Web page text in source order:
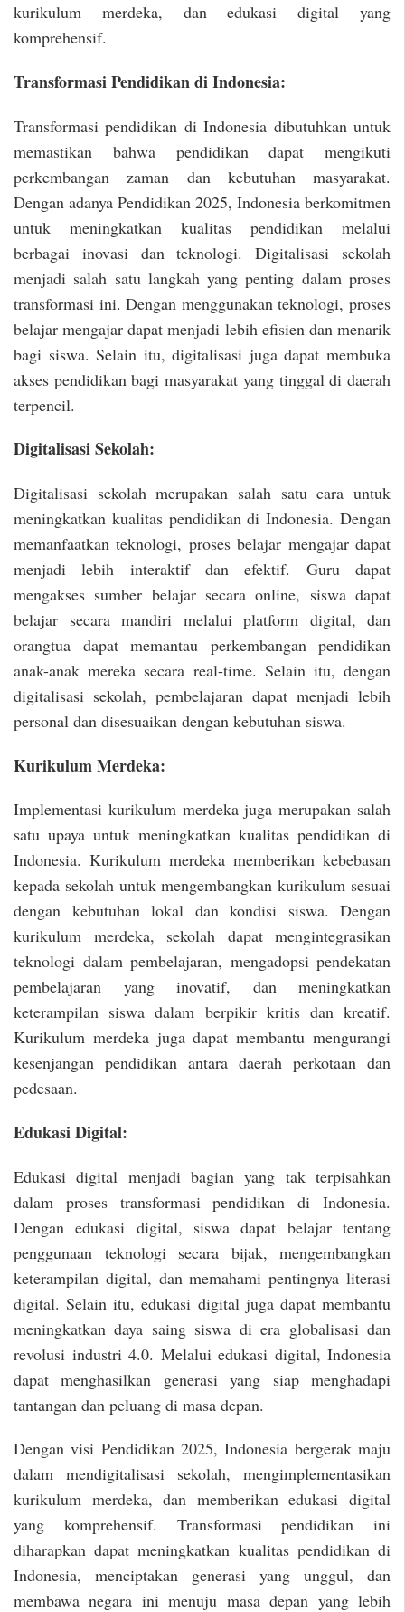
kurikulum merdeka, dan edukasi digital yang
komprehensif.
Transformasi Pendidikan di Indonesia:
Transformasi pendidikan di Indonesia dibutuhkan untuk
memastikan bahwa pendidikan dapat mengikuti
perkembangan zaman dan kebutuhan masyarakat.
Dengan adanya Pendidikan 2025, Indonesia berkomitmen
untuk meningkatkan kualitas pendidikan melalui
berbagai inovasi dan teknologi. Digitalisasi sekolah
menjadi salah satu langkah yang penting dalam proses
transformasi ini. Dengan menggunakan teknologi, proses
belajar mengajar dapat menjadi lebih efisien dan menarik
bagi siswa. Selain itu, digitalisasi juga dapat membuka
akses pendidikan bagi masyarakat yang tinggal di daerah
terpencil.
Digitalisasi Sekolah:
Digitalisasi sekolah merupakan salah satu cara untuk
meningkatkan kualitas pendidikan di Indonesia. Dengan
memanfaatkan teknologi, proses belajar mengajar dapat
menjadi lebih interaktif dan efektif. Guru dapat
mengakses sumber belajar secara online, siswa dapat
belajar secara mandiri melalui platform digital, dan
orangtua dapat memantau perkembangan pendidikan
anak-anak mereka secara real-time. Selain itu, dengan
digitalisasi sekolah, pembelajaran dapat menjadi lebih
personal dan disesuaikan dengan kebutuhan siswa.
Kurikulum Merdeka:
Implementasi kurikulum merdeka juga merupakan salah
satu upaya untuk meningkatkan kualitas pendidikan di
Indonesia. Kurikulum merdeka memberikan kebebasan
kepada sekolah untuk mengembangkan kurikulum sesuai
dengan kebutuhan lokal dan kondisi siswa. Dengan
kurikulum merdeka, sekolah dapat mengintegrasikan
teknologi dalam pembelajaran, mengadopsi pendekatan
pembelajaran yang inovatif, dan meningkatkan
keterampilan siswa dalam berpikir kritis dan kreatif.
Kurikulum merdeka juga dapat membantu mengurangi
kesenjangan pendidikan antara daerah perkotaan dan
pedesaan.
Edukasi Digital:
Edukasi digital menjadi bagian yang tak terpisahkan
dalam proses transformasi pendidikan di Indonesia.
Dengan edukasi digital, siswa dapat belajar tentang
penggunaan teknologi secara bijak, mengembangkan
keterampilan digital, dan memahami pentingnya literasi
digital. Selain itu, edukasi digital juga dapat membantu
meningkatkan daya saing siswa di era globalisasi dan
revolusi industri 4.0. Melalui edukasi digital, Indonesia
dapat menghasilkan generasi yang siap menghadapi
tantangan dan peluang di masa depan.
Dengan visi Pendidikan 2025, Indonesia bergerak maju
dalam mendigitalisasi sekolah, mengimplementasikan
kurikulum merdeka, dan memberikan edukasi digital
yang komprehensif. Transformasi pendidikan ini
diharapkan dapat meningkatkan kualitas pendidikan di
Indonesia, menciptakan generasi yang unggul, dan
membawa negara ini menuju masa depan yang lebih